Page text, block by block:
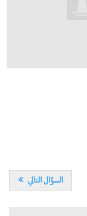
السؤال التالي